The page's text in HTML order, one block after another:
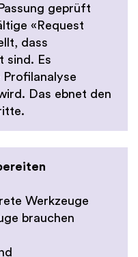
geprüft
«Request
dass
sind. Es
Das ebnet den
Werkzeuge
brauchen